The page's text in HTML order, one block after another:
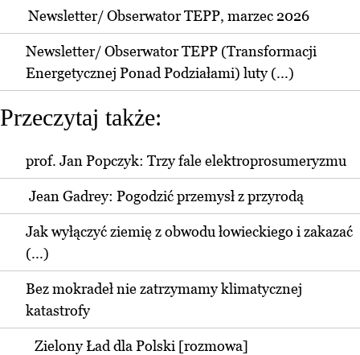
Newsletter/ Obserwator TEPP, marzec 2026
Newsletter/ Obserwator TEPP (Transformacji
Energetycznej Ponad Podziałami) luty (...)
Przeczytaj także:
prof. Jan Popczyk: Trzy fale elektroprosumeryzmu
Jean Gadrey: Pogodzić przemysł z przyrodą
Jak wyłączyć ziemię z obwodu łowieckiego i zakazać
(...)
Bez mokradeł nie zatrzymamy klimatycznej
katastrofy
Zielony Ład dla Polski [rozmowa]